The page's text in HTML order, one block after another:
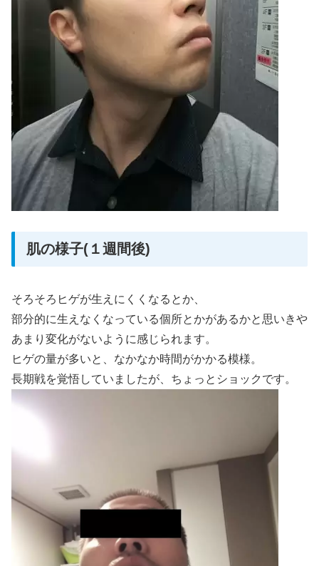
肌の様子(１週間後)
そろそろヒゲが生えにくくなるとか、
部分的に生えなくなっている個所とかがあるかと思いきや
あまり変化がないように感じられます。
ヒゲの量が多いと、なかなか時間がかかる模様。
長期戦を覚悟していましたが、ちょっとショックです。